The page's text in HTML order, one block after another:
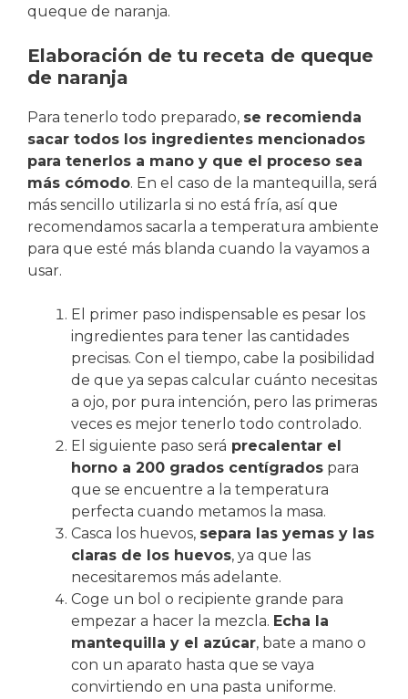
queque de naranja.
Elaboración de tu receta de queque
de naranja
Para tenerlo todo preparado, se recomienda
sacar todos los ingredientes mencionados
para tenerlos a mano y que el proceso sea
más cómodo. En el caso de la mantequilla, será
más sencillo utilizarla si no está fría, así que
recomendamos sacarla a temperatura ambiente
para que esté más blanda cuando la vayamos a
usar.
El primer paso indispensable es pesar los
ingredientes para tener las cantidades
precisas. Con el tiempo, cabe la posibilidad
de que ya sepas calcular cuánto necesitas
a ojo, por pura intención, pero las primeras
veces es mejor tenerlo todo controlado.
El siguiente paso será precalentar el
horno a 200 grados centígrados para
que se encuentre a la temperatura
perfecta cuando metamos la masa.
Casca los huevos, separa las yemas y las
claras de los huevos, ya que las
necesitaremos más adelante.
Coge un bol o recipiente grande para
empezar a hacer la mezcla. Echa la
mantequilla y el azúcar, bate a mano o
con un aparato hasta que se vaya
convirtiendo en una pasta uniforme.